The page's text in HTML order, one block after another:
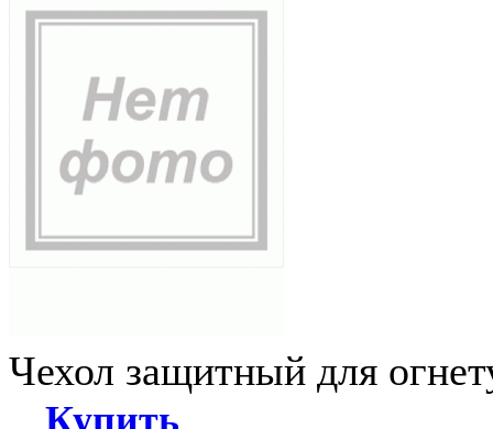
Чехол защитный для
Купить